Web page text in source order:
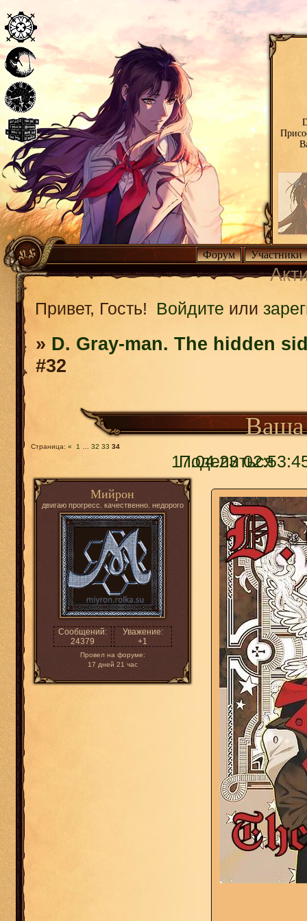
Форум Участники
Привет, Гость! Войдите или
» D. Gray-man. The hidden
#32
Ваша
Страница: « 1 32 33 34
Поделиться
17.04.23
Мийрон
двигаю прогресс. качественно. недорого
Сообщений:
24379
Уважение:
+1
Провел на форуме:
17 дней 21 час